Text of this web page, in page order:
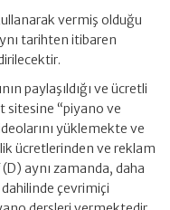
vermiş olduğu
tarihten itibaren
paylaşıldığı ve ücretli
sitesine “piyano ve
yüklemekte ve
ücretlerinden ve reklam
aynı zamanda, daha
çevrimiçi